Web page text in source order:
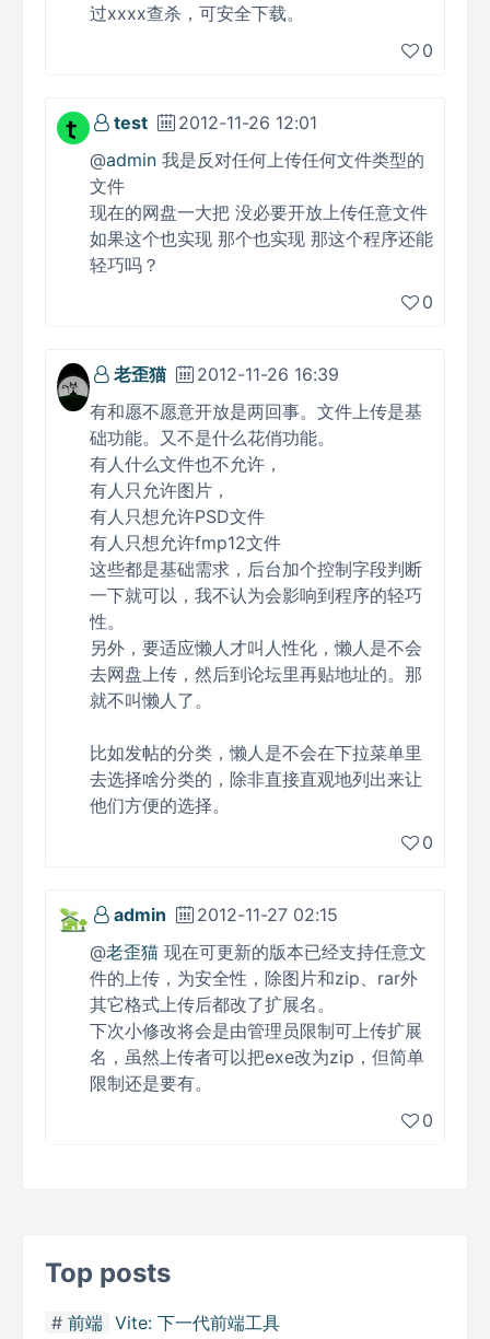
过xxxx查杀，可安全下载。
0
test
2012-11-26 12:01
@admin 我是反对任何上传任何文件类型的
文件
现在的网盘一大把 没必要开放上传任意文件
如果这个也实现 那个也实现 那这个程序还能
轻巧吗？
0
老歪猫
2012-11-26 16:39
有和愿不愿意开放是两回事。文件上传是基
础功能。又不是什么花俏功能。
有人什么文件也不允许，
有人只允许图片，
有人只想允许PSD文件
有人只想允许fmp12文件
这些都是基础需求，后台加个控制字段判断
一下就可以，我不认为会影响到程序的轻巧
性。
另外，要适应懒人才叫人性化，懒人是不会
去网盘上传，然后到论坛里再贴地址的。那
就不叫懒人了。
比如发帖的分类，懒人是不会在下拉菜单里
去选择啥分类的，除非直接直观地列出来让
他们方便的选择。
0
admin
2012-11-27 02:15
@老歪猫 现在可更新的版本已经支持任意文
件的上传，为安全性，除图片和zip、rar外
其它格式上传后都改了扩展名。
下次小修改将会是由管理员限制可上传扩展
名，虽然上传者可以把exe改为zip，但简单
限制还是要有。
0
Top posts
前端 Vite: 下一代前端工具